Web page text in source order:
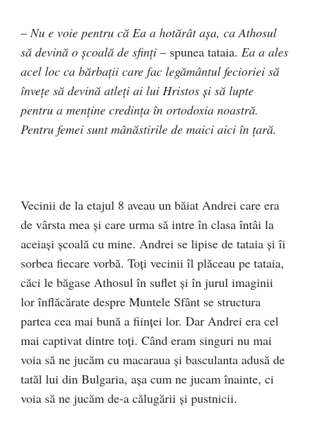
–Nu e voie pentru că Ea a hotărât aşa, ca Athosul
să devină o şcoală de sfinţi – spunea tataia. Ea a ales
acel loc ca bărbaţii care fac legământul fecioriei să
înveţe să devină atleţi ai lui Hristos şi să lupte
pentru a menţine credinţa în ortodoxia noastră.
Pentru femei sunt mânăstirile de maici aici în ţară.
Vecinii de la etajul 8 aveau un băiat Andrei care era
de vârsta mea şi care urma să intre în clasa întâi la
aceiaşi şcoală cu mine. Andrei se lipise de tataia şi îi
sorbea fiecare vorbă. Toţi vecinii îl plăceau pe tataia,
căci le băgase Athosul în suflet şi în jurul imaginii
lor înflăcărate despre Muntele Sfânt se structura
partea cea mai bună a fiinţei lor. Dar Andrei era cel
mai captivat dintre toţi. Când eram singuri nu mai
voia să ne jucăm cu macaraua şi basculanta adusă de
tatăl lui din Bulgaria, aşa cum ne jucam înainte, ci
voia să ne jucăm de-a călugării şi pustnicii.